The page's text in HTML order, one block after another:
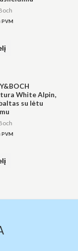
PVM
White Alpin,
su lėtu
PVM